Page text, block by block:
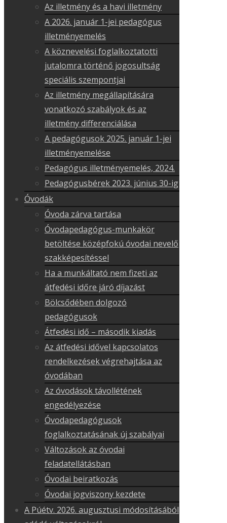
Az illetmény és a havi illetmény
A 2026. január 1-jei pedagógus
illetményemelés
A köznevelési foglalkoztatotti
jutalomra történő jogosultság
speciális szempontjai
Az illetmény megállapítására
vonatkozó szabályok és az
illetmény differenciálása
A pedagógusok 2025. január 1-jei
illetményemelése
Pedagógus illetményemelés, 2024.
Pedagógusbérek 2023. június 30-ig
Óvodák
Óvoda zárva tartása
Óvodapedagógus-munkakör
betöltése középfokú óvodai nevelő
szakképesítéssel
Ha a munkáltató nem fizeti az
átfedési időre járó díjazást
Bölcsődében dolgozó
pedagógusok
Átfedési idő – második kiadás
Az átfedési idővel kapcsolatos
rendelkezések végrehajtása az
óvodában
Az óvodások távollétének
engedélyezése
Óvodapedagógusok
foglalkoztatásának új szabályai
Változások az óvodai
feladatellátásban
Óvodai beiratkozás
Óvodai jogviszony kezdete
A Púétv. 2026. augusztusi módosításából